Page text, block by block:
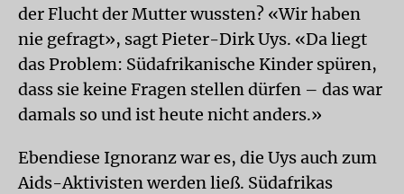
der Flucht der Mutter wussten? «Wir haben
nie gefragt», sagt Pieter-Dirk Uys. «Da liegt
das Problem: Südafrikanische Kinder spüren,
dass sie keine Fragen stellen dürfen – das war
damals so und ist heute nicht anders.»
Ebendiese Ignoranz war es, die Uys auch zum
Aids-Aktivisten werden ließ. Südafrikas